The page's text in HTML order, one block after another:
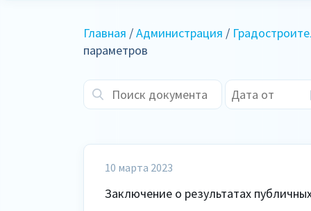
Главная /Администрация /
параметров
10 марта 2023
Заключение о результатах